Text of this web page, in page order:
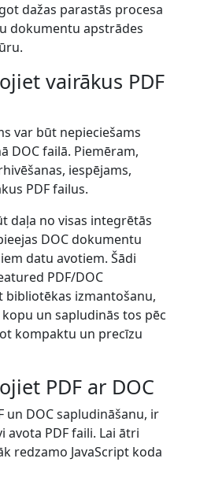
dažas parastās procesa
dokumentu apstrādes
vairākus PDF
var būt nepieciešams
DOC failā. Piemēram,
iespējams,
PDF failus.
daļa no visas integrētās
DOC dokumentu
datu avotiem. Šādi
PDF/DOC
bibliotēkas izmantošanu,
un sapludinās tos pēc
kompaktu un precīzu
PDF ar DOC
un DOC sapludināšanu, ir
avota PDF faili. Lai ātri
redzamo JavaScript koda